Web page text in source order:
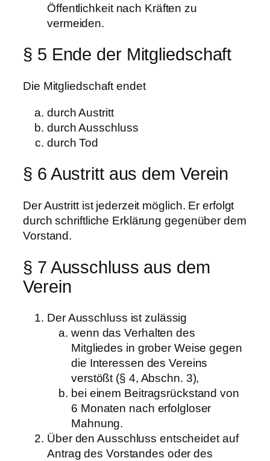
Öffentlichkeit nach Kräften zu
vermeiden.
§ 5 Ende der Mitgliedschaft
Die Mitgliedschaft endet
durch Austritt
durch Ausschluss
durch Tod
§ 6 Austritt aus dem Verein
Der Austritt ist jederzeit möglich. Er erfolgt
durch schriftliche Erklärung gegenüber dem
Vorstand.
§ 7 Ausschluss aus dem
Verein
Der Ausschluss ist zulässig
wenn das Verhalten des
Mitgliedes in grober Weise gegen
die Interessen des Vereins
verstößt (§ 4, Abschn. 3),
bei einem Beitragsrückstand von
6 Monaten nach erfolgloser
Mahnung.
Über den Ausschluss entscheidet auf
Antrag des Vorstandes oder des